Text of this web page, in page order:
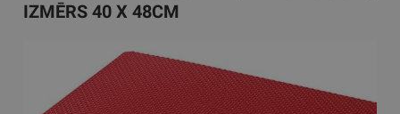
IZMĒRS 40 X 48CM